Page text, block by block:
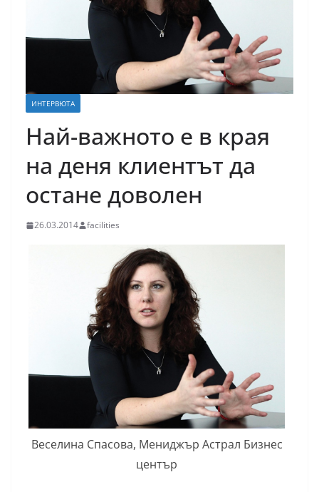
ИНТЕРВЮТА
Най-важното е в края
на деня клиентът да
остане доволен
26.03.2014 facilities
Веселина Спасова, Мениджър Астрал Бизнес
център